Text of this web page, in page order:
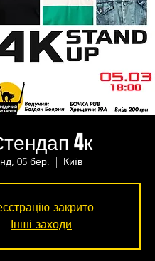
4к
нд, 05 бер.
  |
Київ
закрито
Інші заходи